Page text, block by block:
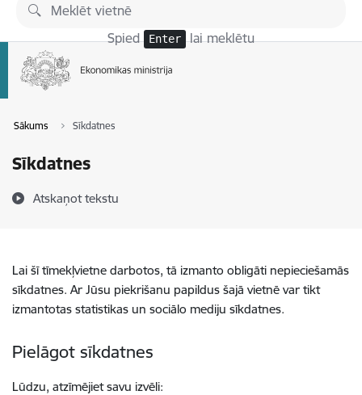
Pāriet uz lapas saturu
Spied Enter lai meklētu
Sākums Sīkdatnes
Sīkdatnes
Atskaņot tekstu
Lai šī tīmekļvietne darbotos, tā izmanto obligāti nepieciešamās
sīkdatnes. Ar Jūsu piekrišanu papildus šajā vietnē var tikt
izmantotas statistikas un sociālo mediju sīkdatnes.
Pielāgot sīkdatnes
Lūdzu, atzīmējiet savu izvēli: